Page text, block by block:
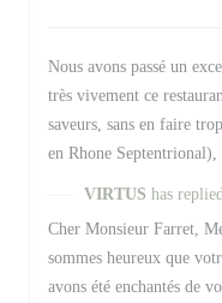
Nous avons passé un
très vivement ce
saveurs, sans en faire
en Rhone
VIRTUS has
Cher Monsieur Farret,
sommes heureux que
avons été enchantés de